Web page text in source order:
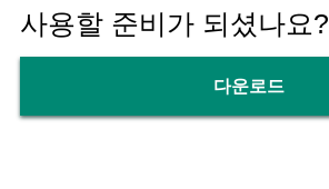
사용할 준비가 되셨나요?
다운로드